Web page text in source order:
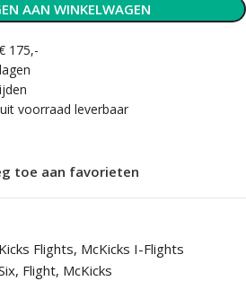
AAN WINKELWAGEN
175,-
voorraad leverbaar
toe aan favorieten
Flights, McKicks I-Flights
, Flight, McKicks